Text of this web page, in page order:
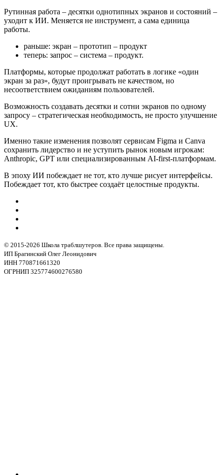
Рутинная работа – десятки однотипных экранов и состояний –
уходит к ИИ. Меняется не инструмент, а сама единица
работы.
раньше: экран – прототип – продукт
теперь: запрос – система – продукт.
Платформы, которые продолжат работать в логике «один
экран за раз», будут проигрывать не качеством, но
несоответствием ожиданиям пользователей.
Возможность создавать десятки и сотни экранов по одному
запросу – стратегическая необходимость, не просто улучшение
UX.
Именно такие изменения позволят сервисам Figma и Canva
сохранить лидерство и не уступить рынок новым игрокам:
Anthropic, GPT или специализированным AI-first-платформам.
В эпоху ИИ побеждает не тот, кто лучше рисует интерфейсы.
Побеждает тот, кто быстрее создаёт целостные продукты.
© 2015-2026 Школа траблшутеров. Все права защищены.
ИП Брагинский Олег Леонидович
ИНН 770871661320
ОГРНИП 325774600276580